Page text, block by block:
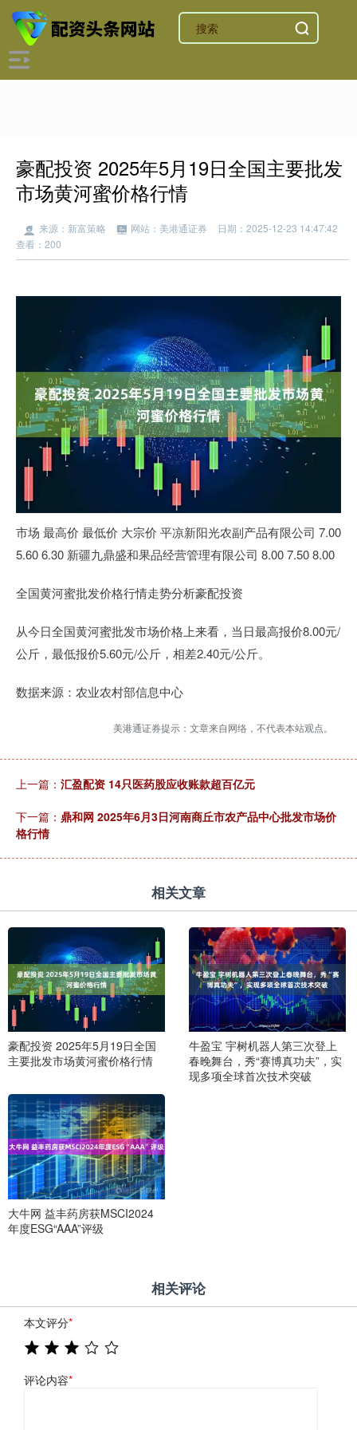
豪配投资 2025年5月19日全国主要批发
市场黄河蜜价格行情
来源：新富策略 网站：美港通证券
日期：2025-12-23 14:47:42
查看：200
市场 最高价 最低价 大宗价 平凉新阳光农副产品有限公司 7.00
5.60 6.30 新疆九鼎盛和果品经营管理有限公司 8.00 7.50 8.00
全国黄河蜜批发价格行情走势分析豪配投资
从今日全国黄河蜜批发市场价格上来看，当日最高报价8.00元/
公斤，最低报价5.60元/公斤，相差2.40元/公斤。
数据来源：农业农村部信息中心
美港通证券提示：文章来自网络，不代表本站观点。
上一篇： 汇盈配资 14只医药股应收账款超百亿元
下一篇： 鼎和网 2025年6月3日河南商丘市农产品中心批发市场价
格行情
相关文章
豪配投资 2025年5月19日全国
主要批发市场黄河蜜价格行情
牛盈宝 宇树机器人第三次登上
春晚舞台，秀“赛博真功夫”，实
现多项全球首次技术突破
大牛网 益丰药房获MSCI2024
年度ESG“AAA”评级
相关评论
本文评分*
评论内容*